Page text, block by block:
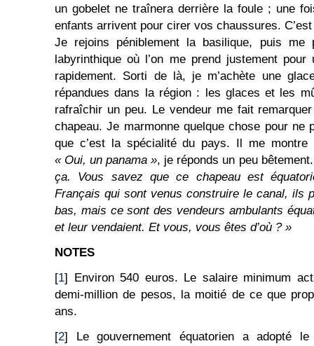
un gobelet ne traînera derrière la foule ; une
enfants arrivent pour cirer vos chaussures.
Je rejoins péniblement la basilique, puis me
labyrinthique où l’on me prend justement
rapidement. Sorti de là, je m’achète une
répandues dans la région : les glaces et les
rafraîchir un peu. Le vendeur me fait
chapeau. Je marmonne quelque chose pour ne
que c’est la spécialité du pays. Il me montre
« Oui, un panama », je réponds un peu
ça. Vous savez que ce chapeau est
Français qui sont venus construire le canal, ils
bas, mais ce sont des vendeurs ambulants
et leur vendaient. Et vous, vous êtes d’où ? »
NOTES
[1] Environ 540 euros. Le salaire minimum
demi-million de pesos, la moitié de ce que
ans.
[2] Le gouvernement équatorien a adopté